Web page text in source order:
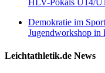
Demokratie im
Jugendworkshop in
Leichtathletik.de News